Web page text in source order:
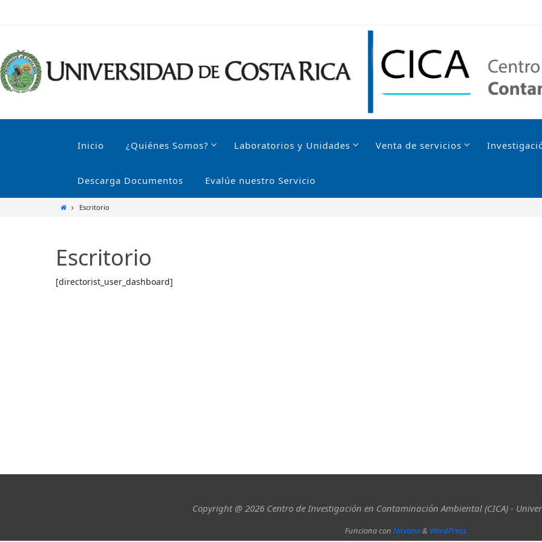
Inicio ¿Quiénes Somos? Laboratorios y Unidades Venta de servicios
Descarga Documentos Evalúe nuestro Servicio
InicioEscritorio
Escritorio
[directorist_user_dashboard]
Copyright @ 2026 Centro de Investigación en Contaminación Ambiental (CICA) -
Funciona con Nirvana& WordPress.